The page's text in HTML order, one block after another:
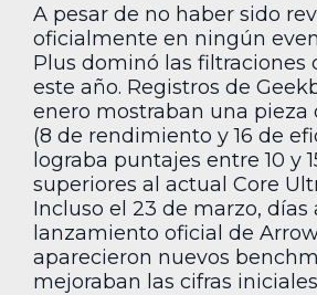
A pesar de no haber sido
oficialmente en ningún
Plus dominó las filtraciones
este año. Registros de
enero mostraban una pieza
(8 de rendimiento y 16 de
lograba puntajes entre 10 y
superiores al actual Core
Incluso el 23 de marzo, días
lanzamiento oficial de
aparecieron nuevos
mejoraban las cifras